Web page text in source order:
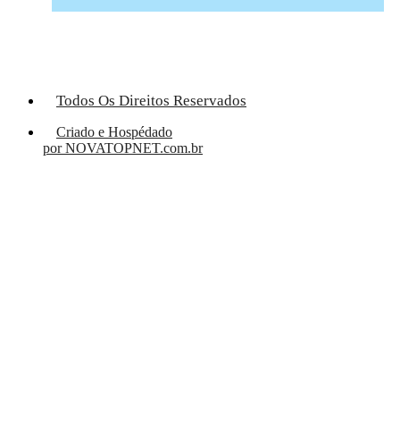
Todos Os Direitos Reservados
Criado e Hospédado
por NOVATOPNET.com.br